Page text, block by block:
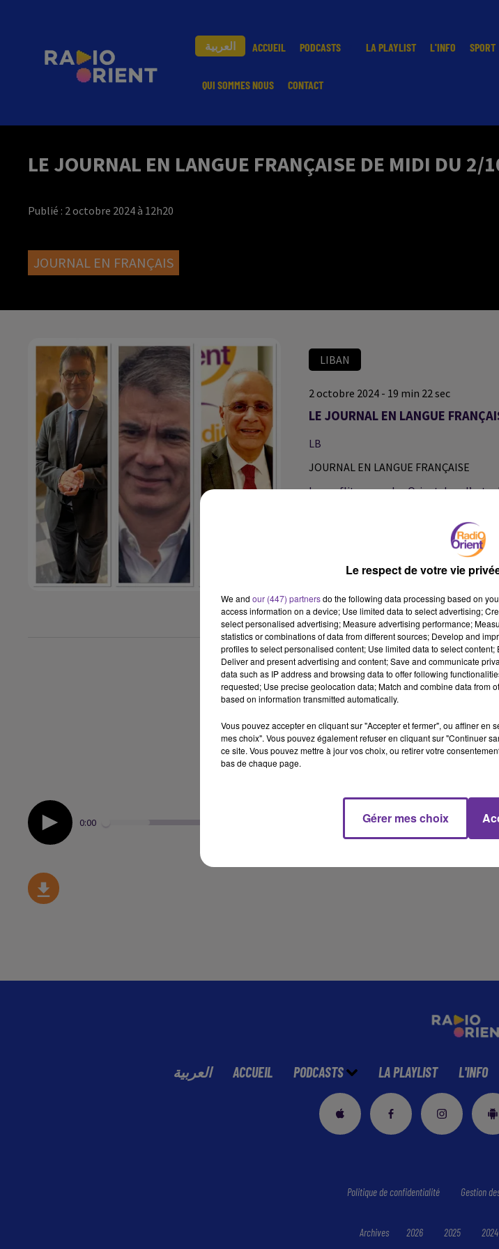
العربية ACCUEIL PODCASTS LA PLAYLIST L'INFO SPORT
QUI SOMMES NOUS CONTACT
LE JOURNAL EN LANGUE FRANÇAISE DE MIDI DU 2/
Publié : 2 octobre 2024 à 12h20
JOURNAL EN FRANÇAIS
LIBAN
2 octobre 2024 - 19 min 22 sec
LE JOURNAL EN LANGUE
LB
JOURNAL EN LANGUE FRANÇAISE
Le conflit au proche-Orient dans
Nouvelle frappe israélienne dans la
Quel est le poids de la France
député de la Droite Républicaine
Après le discours de politique générale
Premier secrétaire du Parti Socialiste
forme de mépris du message adressé
dernières législatives ».
Vous l’entendrez dans ce journal.
Elections présidentielles en Tunisie :
aux urnes dimanche 6 octobre pour
France sont appelés aux urnes
0:00
العربية ACCUEIL PODCASTS LA PLAYLIST L'INFO
Politique de confidentialité Gestion
Archives 2026 2025 2024
Le respect de votre vie
We and our (447) partnersdo the following data processing based on
access information on a device; Use limited data to select advertising;
select personalised advertising; Measure advertising performance;
statistics or combinations of data from different sources; Develop and
profiles to select personalised content; Use limited data to select
Deliver and present advertising and content; Save and communicate
data such as IP address and browsing data to offer following
requested; Use precise geolocation data; Match and combine data from
based on information transmitted automatically.
Vous pouvez accepter en cliquant sur "Accepter et fermer", ou affiner en
mes choix". Vous pouvez également refuser en cliquant sur "Continuer
ce site. Vous pouvez mettre à jour vos choix, ou retirer votre
bas de chaque page.
Gérer mes choix